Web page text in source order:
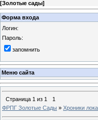
[Золотые сады]
Форма входа
Логин:
Пароль:
запомнить
Меню сайта
Страница 1 из 1
1
ФРПГ Золотые Сады » Хроники